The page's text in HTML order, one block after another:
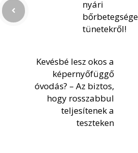
nyári
tünetekről!
Kevésbé lesz okos a
képernyőfüggő
óvodás? – Az biztos,
hogy rosszabbul
teljesítenek a
teszteken